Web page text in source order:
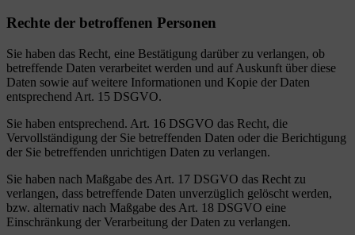
Rechte der betroffenen Personen
Sie haben das Recht, eine Bestätigung darüber zu verlangen, ob
betreffende Daten verarbeitet werden und auf Auskunft über diese
Daten sowie auf weitere Informationen und Kopie der Daten
entsprechend Art. 15 DSGVO.
Sie haben entsprechend. Art. 16 DSGVO das Recht, die
Vervollständigung der Sie betreffenden Daten oder die Berichtigung
der Sie betreffenden unrichtigen Daten zu verlangen.
Sie haben nach Maßgabe des Art. 17 DSGVO das Recht zu
verlangen, dass betreffende Daten unverzüglich gelöscht werden,
bzw. alternativ nach Maßgabe des Art. 18 DSGVO eine
Einschränkung der Verarbeitung der Daten zu verlangen.